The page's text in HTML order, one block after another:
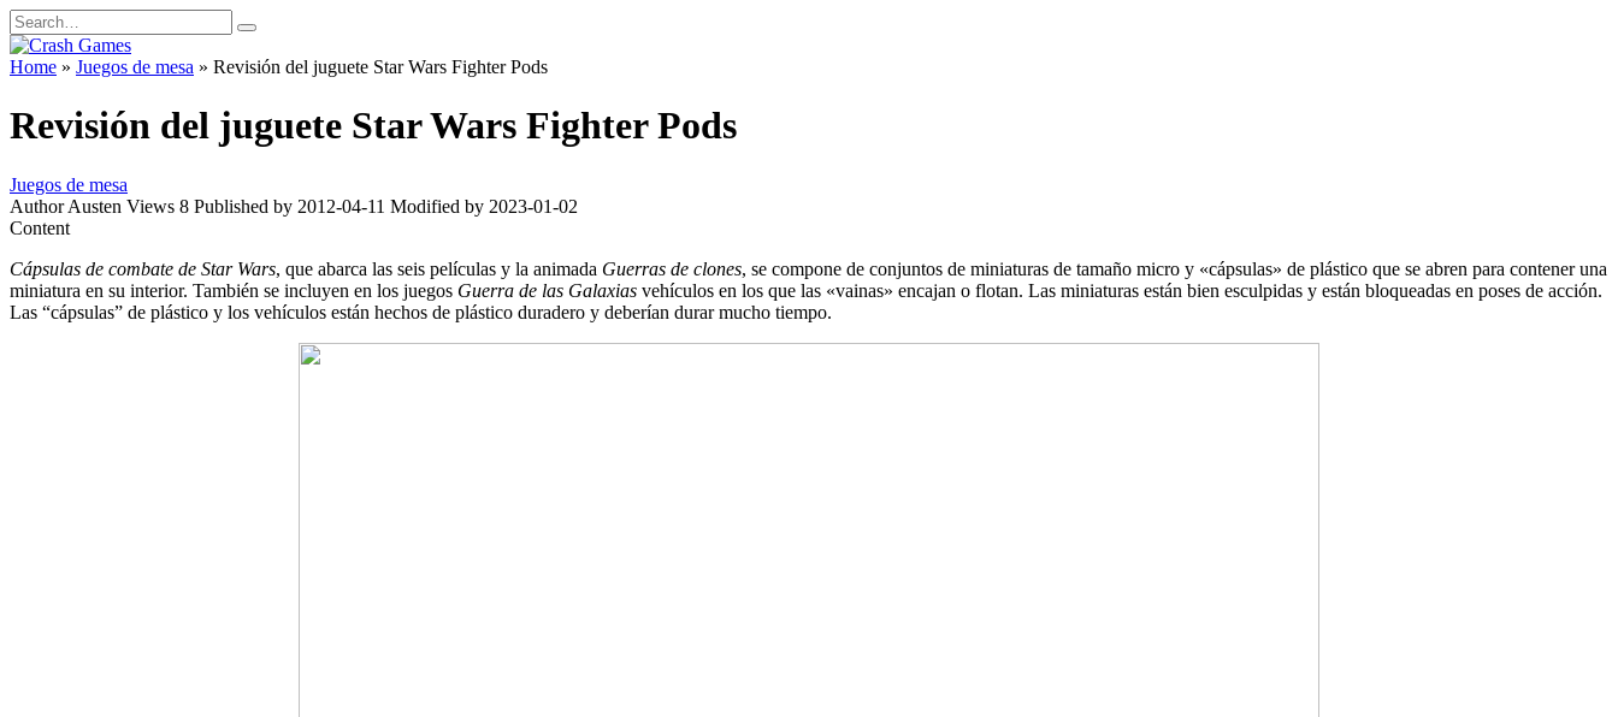
Skip
to
content
Search
for:
Home » Juegos de mesa » Revisión del juguete Star Wars Fighter Pods
Revisión del juguete Star Wars Fighter Pods
Juegos de mesa
Author Austen Views 8 Published by 2012-04-11 Modified by 2023-01-02
Content
Cápsulas de combate de Star Wars, que abarca las seis películas y la animada Guerras de clones, se compone de conjuntos de miniaturas de tamaño micro y «cápsulas» de plástico que se abren para contener una
miniatura en su interior. También se incluyen en los juegos Guerra de las Galaxias vehículos en los que las «vainas» encajan o flotan. Las miniaturas están bien esculpidas y están bloqueadas en poses de acción.
Las “cápsulas” de plástico y los vehículos están hechos de plástico duradero y deberían durar mucho tiempo.